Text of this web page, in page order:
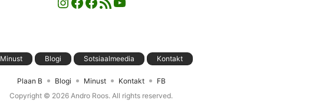
Minust Blogi Sotsiaalmeedia Kontakt
Plaan B Blogi Minust Kontakt
FB
Copyright © 2026Andro Roos. All rights reserved.